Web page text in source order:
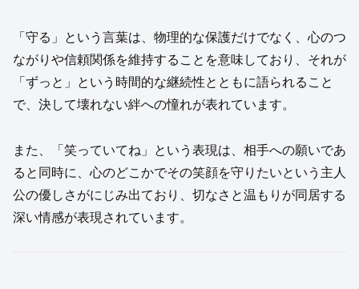
「守る」という言葉は、物理的な保護だけでなく、心のつ
ながりや信頼関係を維持することを意味しており、それが
「ずっと」という時間的な継続性とともに語られること
で、決して壊れない絆への憧れが表れています。
また、「笑っていてね」という表現は、相手への願いであ
ると同時に、心のどこかでその笑顔を守りたいという主人
公の優しさがにじみ出ており、切なさと温もりが同居する
深い情感が表現されています。